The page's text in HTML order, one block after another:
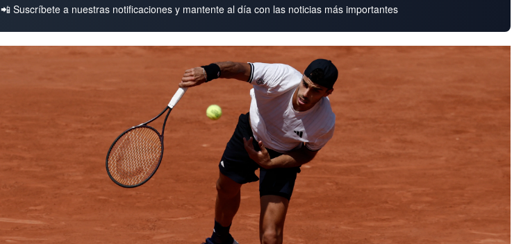
📲 Suscríbete a nuestras notificaciones y mantente al día con las noticias más importantes